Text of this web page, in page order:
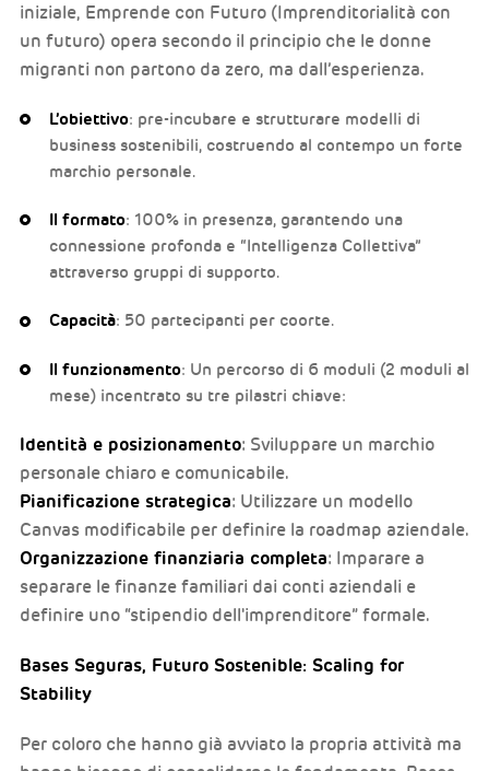
iniziale, Emprende con Futuro (Imprenditorialità con
un futuro) opera secondo il principio che le donne
migranti non partono da zero, ma dall’esperienza.
L’obiettivo: pre-incubare e strutturare modelli di
business sostenibili, costruendo al contempo un forte
marchio personale.
Il formato: 100% in presenza, garantendo una
connessione profonda e “Intelligenza Collettiva”
attraverso gruppi di supporto.
Capacità: 50 partecipanti per coorte.
Il funzionamento: Un percorso di 6 moduli (2 moduli al
mese) incentrato su tre pilastri chiave:
Identità e posizionamento: Sviluppare un marchio
personale chiaro e comunicabile.
Pianificazione strategica: Utilizzare un modello
Canvas modificabile per definire la roadmap aziendale.
Organizzazione finanziaria completa: Imparare a
separare le finanze familiari dai conti aziendali e
definire uno “stipendio dell'imprenditore” formale.
Bases Seguras, Futuro Sostenible: Scaling for
Stability
Per coloro che hanno già avviato la propria attività ma